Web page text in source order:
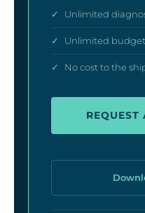
✓ Unlimited
✓ Unlimited
✓ No cost to the
REQUEST